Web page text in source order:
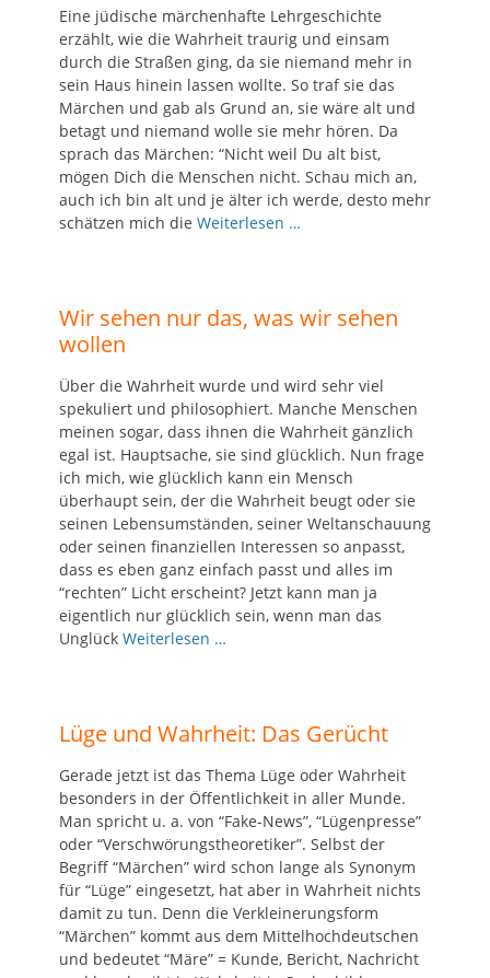
Eine jüdische märchenhafte Lehrgeschichte
erzählt, wie die Wahrheit traurig und einsam
durch die Straßen ging, da sie niemand mehr in
sein Haus hinein lassen wollte. So traf sie das
Märchen und gab als Grund an, sie wäre alt und
betagt und niemand wolle sie mehr hören. Da
sprach das Märchen: “Nicht weil Du alt bist,
mögen Dich die Menschen nicht. Schau mich an,
auch ich bin alt und je älter ich werde, desto mehr
schätzen mich die Weiterlesen …
Wir sehen nur das, was wir sehen
wollen
Über die Wahrheit wurde und wird sehr viel
spekuliert und philosophiert. Manche Menschen
meinen sogar, dass ihnen die Wahrheit gänzlich
egal ist. Hauptsache, sie sind glücklich. Nun frage
ich mich, wie glücklich kann ein Mensch
überhaupt sein, der die Wahrheit beugt oder sie
seinen Lebensumständen, seiner Weltanschauung
oder seinen finanziellen Interessen so anpasst,
dass es eben ganz einfach passt und alles im
“rechten” Licht erscheint? Jetzt kann man ja
eigentlich nur glücklich sein, wenn man das
Unglück Weiterlesen …
Lüge und Wahrheit: Das Gerücht
Gerade jetzt ist das Thema Lüge oder Wahrheit
besonders in der Öffentlichkeit in aller Munde.
Man spricht u. a. von “Fake-News”, “Lügenpresse”
oder “Verschwörungstheoretiker”. Selbst der
Begriff “Märchen” wird schon lange als Synonym
für “Lüge” eingesetzt, hat aber in Wahrheit nichts
damit zu tun. Denn die Verkleinerungsform
“Märchen” kommt aus dem Mittelhochdeutschen
und bedeutet “Märe” = Kunde, Bericht, Nachricht